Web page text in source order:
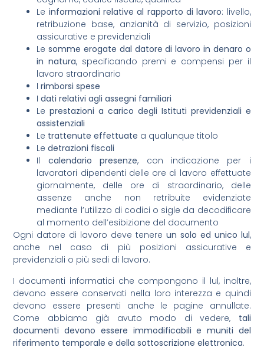
Le informazioni relative al rapporto di lavoro: livello,
retribuzione base, anzianità di servizio, posizioni
assicurative e previdenziali
Lesomme erogate dal datore di lavoro in denaro o
in natura, specificando premi e compensi per il
lavoro straordinario
Irimborsi spese
Idati relativi agli assegni familiari
Leprestazioni a carico degli Istituti previdenziali e
assistenziali
Le trattenute effettuate a qualunque titolo
Ledetrazioni fiscali
Il calendario presenze, con indicazione per i
lavoratori dipendenti delle ore di lavoro effettuate
giornalmente, delle ore di straordinario, delle
assenze anche non retribuite evidenziate
mediante l’utilizzo di codici o sigle da decodificare
al momento dell’esibizione del documento
Ogni datore di lavoro deve tenere un solo ed unico lul,
anche nel caso di più posizioni assicurative e
previdenziali o più sedi di lavoro.
I documenti informatici che compongono il lul, inoltre,
devono essere conservati nella loro interezza e quindi
devono essere presenti anche le pagine annullate.
Come abbiamo già avuto modo di vedere, tali
documenti devono essere immodificabili e muniti del
riferimento temporale e della sottoscrizione elettronica.